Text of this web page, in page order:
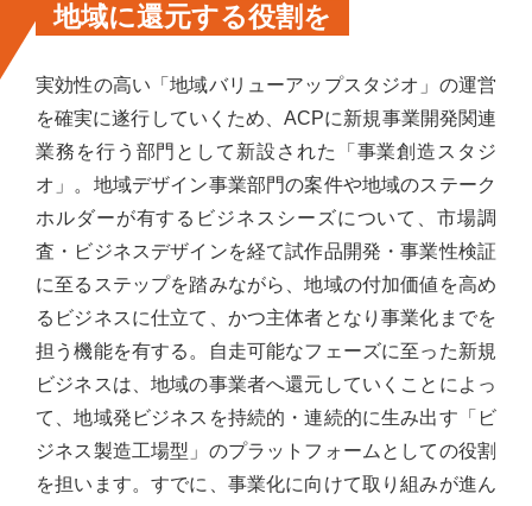
地域に還元する役割を
実効性の高い「地域バリューアップスタジオ」の運営
を確実に遂行していくため、ACPに新規事業開発関連
業務を行う部門として新設された「事業創造スタジ
オ」。地域デザイン事業部門の案件や地域のステーク
ホルダーが有するビジネスシーズについて、市場調
査・ビジネスデザインを経て試作品開発・事業性検証
に至るステップを踏みながら、地域の付加価値を高め
るビジネスに仕立て、かつ主体者となり事業化までを
担う機能を有する。自走可能なフェーズに至った新規
ビジネスは、地域の事業者へ還元していくことによっ
て、地域発ビジネスを持続的・連続的に生み出す「ビ
ジネス製造工場型」のプラットフォームとしての役割
を担います。すでに、事業化に向けて取り組みが進ん